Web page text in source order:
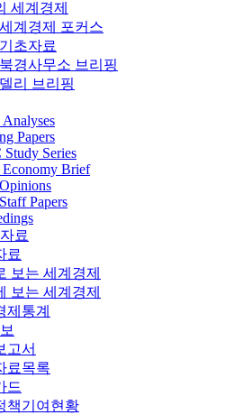
세계경제
계경제 포커스
초자료
경사무소 브리핑
리 브리핑
Papers
Study Series
Brief
Papers
료
료
보는 세계경제
보는 세계경제
제통계
고서
료목록
드
책기여현황